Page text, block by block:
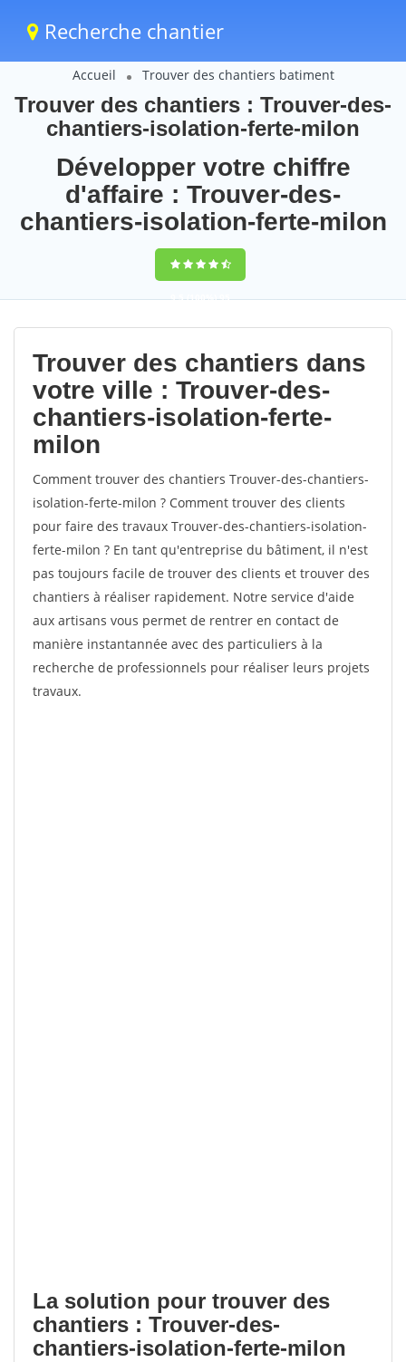
Recherche chantier
Accueil Trouver des chantiers batiment
Trouver des chantiers : Trouver-des-
chantiers-isolation-ferte-milon
Développer votre chiffre
d'affaire : Trouver-des-
chantiers-isolation-ferte-milon
9,5(100%)95
votes
Trouver des chantiers dans
votre ville : Trouver-des-
chantiers-isolation-ferte-
milon
Comment trouver des chantiers Trouver-des-chantiers-
isolation-ferte-milon ? Comment trouver des clients
pour faire des travaux Trouver-des-chantiers-isolation-
ferte-milon ? En tant qu'entreprise du bâtiment, il n'est
pas toujours facile de trouver des clients et trouver des
chantiers à réaliser rapidement. Notre service d'aide
aux artisans vous permet de rentrer en contact de
manière instantannée avec des particuliers à la
recherche de professionnels pour réaliser leurs projets
travaux.
La solution pour trouver des
chantiers : Trouver-des-
chantiers-isolation-ferte-milon